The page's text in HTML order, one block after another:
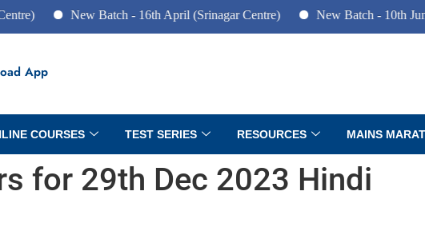
New Batch - 16th April (Srinagar Centre) New Batch - 10th June (Pune
App
COURSES TEST SERIES RESOURCES MAINS
for 29th Dec 2023 Hindi